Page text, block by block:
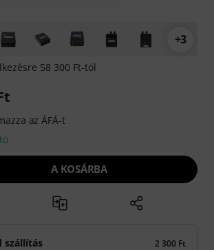
+3
58 300 Ft-tól
az ÁFÁ-t
A KOSÁRBA
szállítás
2 300 Ft